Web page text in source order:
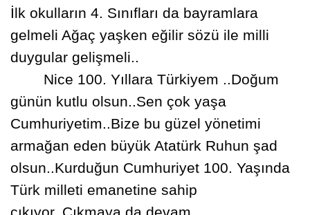
İlk okulların 4. Sınıfları da bayramlara
gelmeli Ağaç yaşken eğilir sözü ile milli
duygular gelişmeli..
Nice 100. Yıllara Türkiyem ..Doğum
günün kutlu olsun..Sen çok yaşa
Cumhuriyetim..Bize bu güzel yönetimi
armağan eden büyük Atatürk Ruhun şad
olsun..Kurduğun Cumhuriyet 100. Yaşında
Türk milleti emanetine sahip